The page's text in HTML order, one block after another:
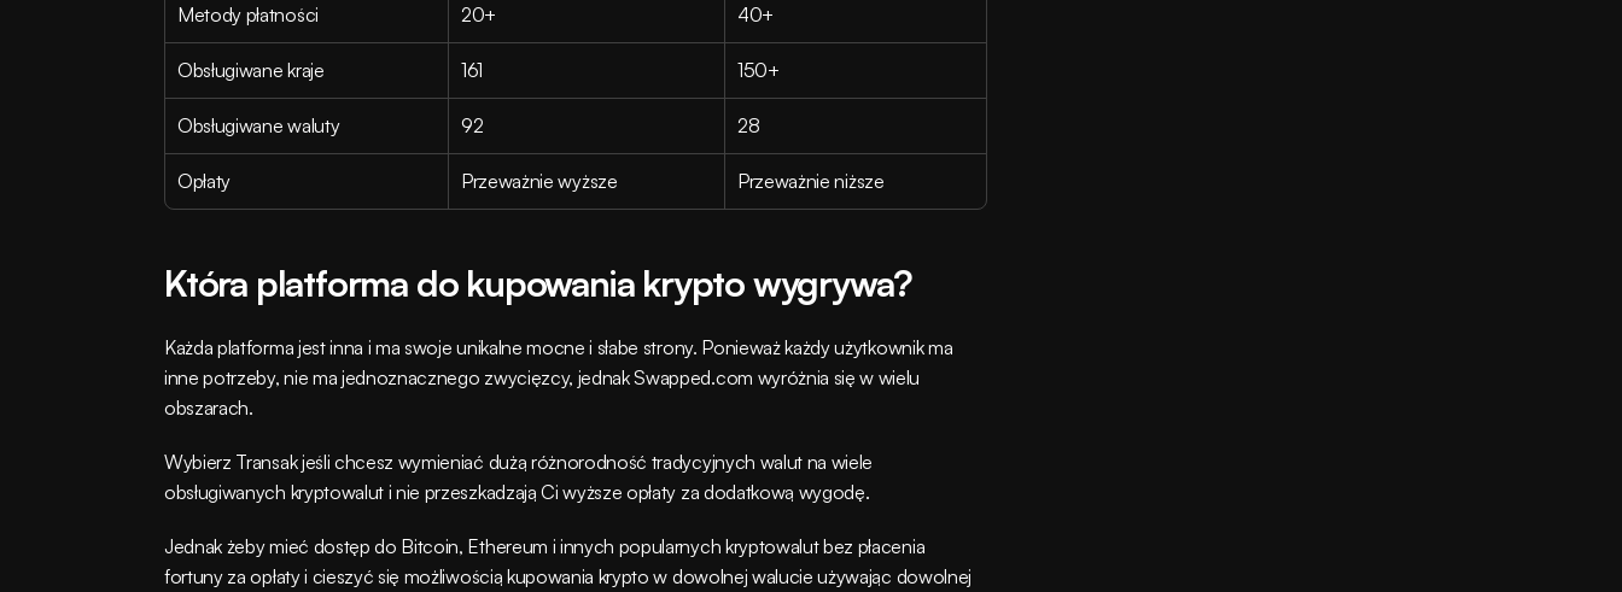
Metody płatności 20+ 40+
Obsługiwane kraje 161 150+
Obsługiwane waluty 92 28
Opłaty Przeważnie wyższe Przeważnie niższe
Która platforma do kupowania krypto wygrywa?
Każda platforma jest inna i ma swoje unikalne mocne i słabe strony. Ponieważ każdy użytkownik ma
inne potrzeby, nie ma jednoznacznego zwycięzcy, jednak Swapped.com wyróżnia się w wielu
obszarach.
Wybierz Transak jeśli chcesz wymieniać dużą różnorodność tradycyjnych walut na wiele
obsługiwanych kryptowalut i nie przeszkadzają Ci wyższe opłaty za dodatkową wygodę.
Jednak żeby mieć dostęp do Bitcoin, Ethereum i innych popularnych kryptowalut bez płacenia
fortuny za opłaty i cieszyć się możliwością kupowania krypto w dowolnej walucie używając dowolnej